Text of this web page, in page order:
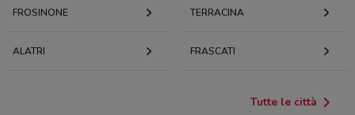
FROSINONE TERRACINA
ALATRI FRASCATI
Tutte le città